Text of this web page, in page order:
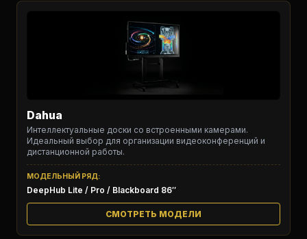
Dahua
Интеллектуальные доски со встроенными камерами.
Идеальный выбор для организации видеоконференций и
дистанционной работы.
МОДЕЛЬНЫЙ РЯД:
DeepHub Lite / Pro / Blackboard 86″
СМОТРЕТЬ МОДЕЛИ